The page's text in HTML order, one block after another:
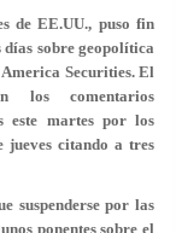
de EE.UU., puso fin
sobre geopolítica
Securities. El
los comentarios
este martes por los
jueves citando a tres
suspenderse por las
ponentes sobre el